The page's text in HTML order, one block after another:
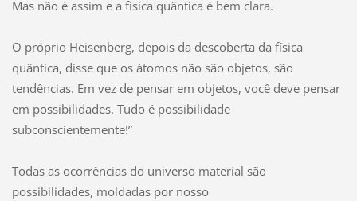
Mas não é assim e a física quântica é bem clara.
O próprio Heisenberg, depois da descoberta da física
quântica, disse que os átomos não são objetos, são
tendências. Em vez de pensar em objetos, você deve pensar
em possibilidades. Tudo é possibilidade
subconscientemente!”
Todas as ocorrências do universo material são
possibilidades, moldadas por nosso